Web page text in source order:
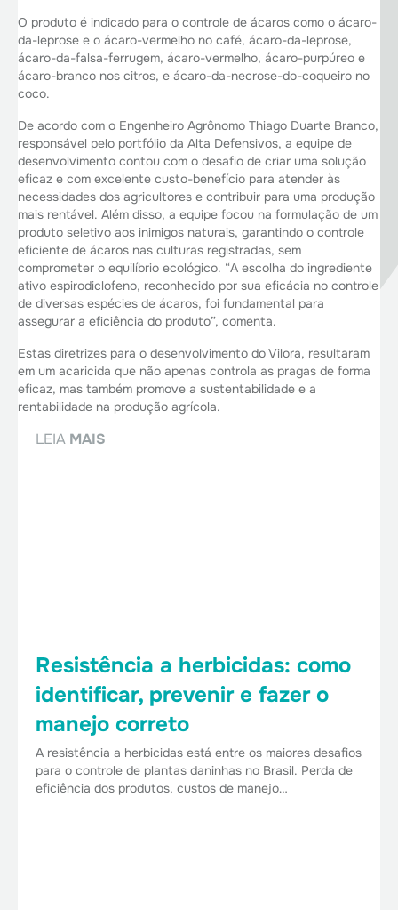
O produto é indicado para o controle de ácaros como o ácaro-
da-leprose e o ácaro-vermelho no café, ácaro-da-leprose,
ácaro-da-falsa-ferrugem, ácaro-vermelho, ácaro-purpúreo e
ácaro-branco nos citros, e ácaro-da-necrose-do-coqueiro no
coco.
De acordo com o Engenheiro Agrônomo Thiago Duarte Branco,
responsável pelo portfólio da Alta Defensivos, a equipe de
desenvolvimento contou com o desafio de criar uma solução
eficaz e com excelente custo-benefício para atender às
necessidades dos agricultores e contribuir para uma produção
mais rentável. Além disso, a equipe focou na formulação de um
produto seletivo aos inimigos naturais, garantindo o controle
eficiente de ácaros nas culturas registradas, sem
comprometer o equilíbrio ecológico. “A escolha do ingrediente
ativo espirodiclofeno, reconhecido por sua eficácia no controle
de diversas espécies de ácaros, foi fundamental para
assegurar a eficiência do produto”, comenta.
Estas diretrizes para o desenvolvimento do Vilora, resultaram
em um acaricida que não apenas controla as pragas de forma
eficaz, mas também promove a sustentabilidade e a
rentabilidade na produção agrícola.
LEIA MAIS
Resistência a herbicidas: como
identificar, prevenir e fazer o
manejo correto
A resistência a herbicidas está entre os maiores desafios
para o controle de plantas daninhas no Brasil. Perda de
eficiência dos produtos, custos de manejo…